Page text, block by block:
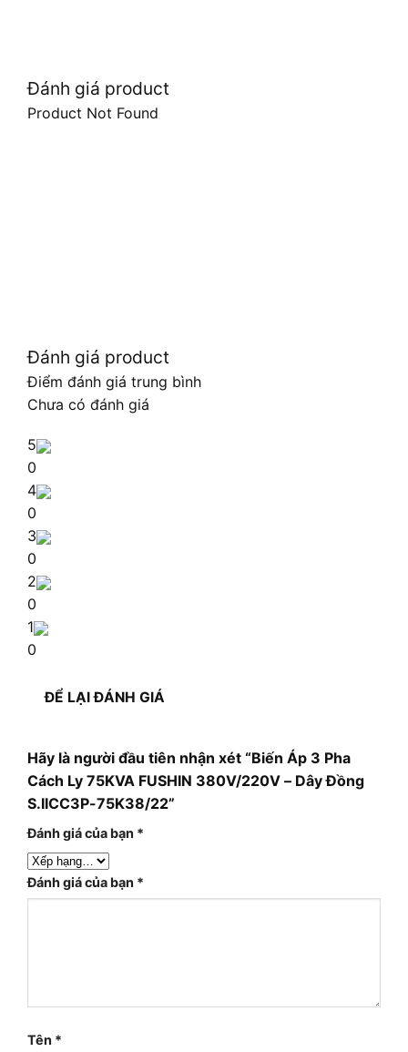
Đánh giá product
Product Not Found
Đánh giá product
Điểm đánh giá trung bình
Chưa có đánh giá
5
0
4
0
3
0
2
0
1
0
ĐỂ LẠI ĐÁNH GIÁ
Hãy là người đầu tiên nhận xét “Biến Áp 3 Pha
Cách Ly 75KVA FUSHIN 380V/220V – Dây Đồng
S.IICC3P-75K38/22”
Đánh giá của bạn *
Đánh giá của bạn *
Tên *